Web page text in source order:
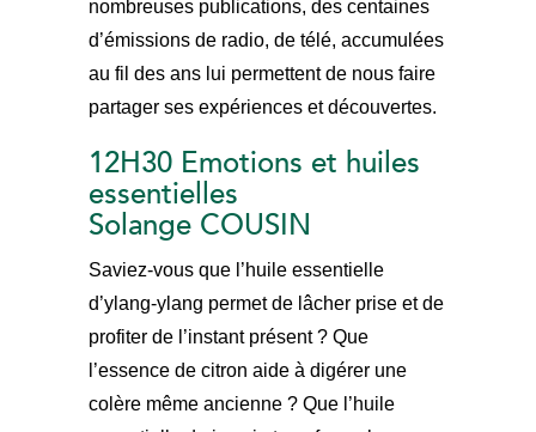
nombreuses publications, des centaines
d’émissions de radio, de télé, accumulées
au fil des ans lui permettent de nous faire
partager ses expériences et découvertes.
12H30 Emotions et huiles
essentielles
Solange COUSIN
Saviez-vous que l’huile essentielle
d’ylang-ylang permet de lâcher prise et de
profiter de l’instant présent ? Que
l’essence de citron aide à digérer une
colère même ancienne ? Que l’huile